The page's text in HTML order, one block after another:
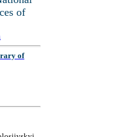
of
of